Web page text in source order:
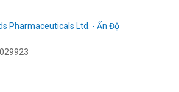
Pharmaceuticals Ltd. - Ấn Độ